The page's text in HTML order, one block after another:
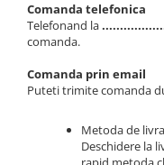
Comanda telefonica
Telefonand la
comanda.
Comanda prin email
Puteti trimite comanda
Metoda de
Deschidere la